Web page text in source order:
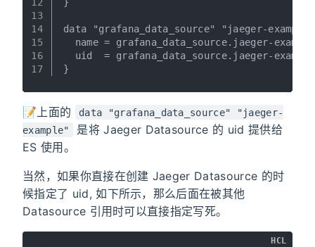
13
14
15
16
17
data "grafana_data_source" "jaeger-
name = grafana_data_source.jaeger-
uid  = grafana_data_source.jaeger-
}
📝上面的
data "grafana_data_source" "jaeger-
example"
是将 Jaeger Datasource 的 uid 提供给
ES 使用。
当然，如果你直接在创建 Jaeger Datasource 的时
候指定了 uid, 如下所示，那么后面在被其他
Datasource 引用时可以直接指定写死。
HCL